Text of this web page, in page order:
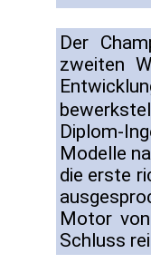
Der
zweiten
Diplom-
Modelle
die erste
Motor
Schluss